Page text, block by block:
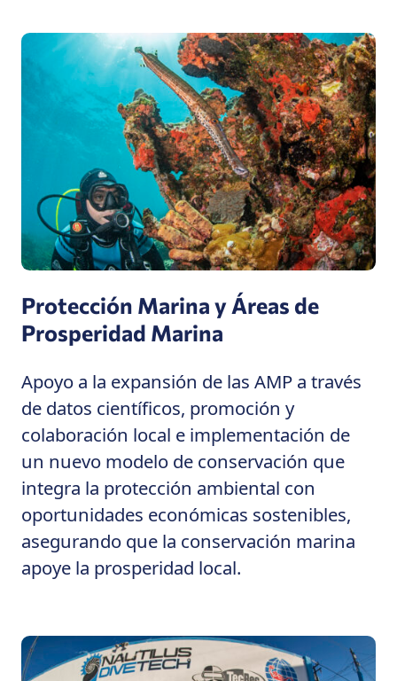
Protección Marina y Áreas de
Prosperidad Marina
Apoyo a la expansión de las AMP a través
de datos científicos, promoción y
colaboración local e implementación de
un nuevo modelo de conservación que
integra la protección ambiental con
oportunidades económicas sostenibles,
asegurando que la conservación marina
apoye la prosperidad local.